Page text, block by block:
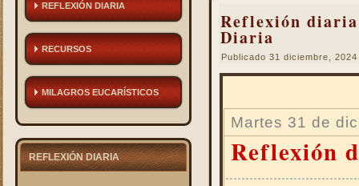
REFLEXIÓN DIARIA
RECURSOS
MILAGROS EUCARÍSTICOS
REFLEXIÓN DIARIA
Reflexión
Diaria
Publicado 31 diciembre, 2024
Martes 31 de
Reflexión